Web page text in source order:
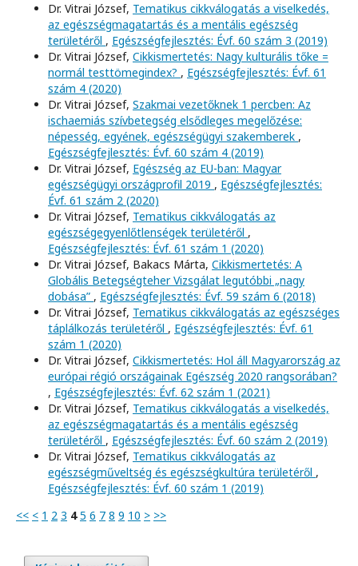
Dr. Vitrai József, Tematikus cikkválogatás a viselkedés,
az egészségmagatartás és a mentális egészség
területéről , Egészségfejlesztés: Évf. 60 szám 3 (2019)
Dr. Vitrai József, Cikkismertetés: Nagy kulturális tőke =
normál testtömegindex? , Egészségfejlesztés: Évf. 61
szám 4 (2020)
Dr. Vitrai József, Szakmai vezetőknek 1 percben: Az
ischaemiás szívbetegség elsődleges megelőzése:
népesség, egyének, egészségügyi szakemberek ,
Egészségfejlesztés: Évf. 60 szám 4 (2019)
Dr. Vitrai József, Egészség az EU-ban: Magyar
egészségügyi országprofil 2019 , Egészségfejlesztés:
Évf. 61 szám 2 (2020)
Dr. Vitrai József, Tematikus cikkválogatás az
egészségegyenlőtlenségek területéről ,
Egészségfejlesztés: Évf. 61 szám 1 (2020)
Dr. Vitrai József, Bakacs Márta, Cikkismertetés: A
Globális Betegségteher Vizsgálat legutóbbi „nagy
dobása” , Egészségfejlesztés: Évf. 59 szám 6 (2018)
Dr. Vitrai József, Tematikus cikkválogatás az egészséges
táplálkozás területéről , Egészségfejlesztés: Évf. 61
szám 1 (2020)
Dr. Vitrai József, Cikkismertetés: Hol áll Magyarország az
európai régió országainak Egészség 2020 rangsorában?
, Egészségfejlesztés: Évf. 62 szám 1 (2021)
Dr. Vitrai József, Tematikus cikkválogatás a viselkedés,
az egészségmagatartás és a mentális egészség
területéről , Egészségfejlesztés: Évf. 60 szám 2 (2019)
Dr. Vitrai József, Tematikus cikkválogatás az
egészségműveltség és egészségkultúra területéről ,
Egészségfejlesztés: Évf. 60 szám 1 (2019)
<< < 1 2 3 4 5 6 7 8 9 10 > >>